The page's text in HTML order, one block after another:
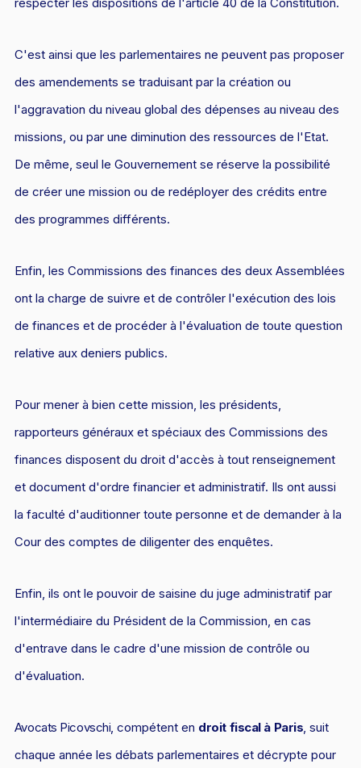
C'est ainsi que les parlementaires ne peuvent pas proposer
des amendements se traduisant par la création ou
l'aggravation du niveau global des dépenses au niveau des
missions, ou par une diminution des ressources de l'Etat.
De même, seul le Gouvernement se réserve la possibilité
de créer une mission ou de redéployer des crédits entre
des programmes différents.
Enfin, les Commissions des finances des deux Assemblées
ont la charge de suivre et de contrôler l'exécution des lois
de finances et de procéder à l'évaluation de toute question
relative aux deniers publics.
Pour mener à bien cette mission, les présidents,
rapporteurs généraux et spéciaux des Commissions des
finances disposent du droit d'accès à tout renseignement
et document d'ordre financier et administratif. Ils ont aussi
la faculté d'auditionner toute personne et de demander à la
Cour des comptes de diligenter des enquêtes.
Enfin, ils ont le pouvoir de saisine du juge administratif par
l'intermédiaire du Président de la Commission, en cas
d'entrave dans le cadre d'une mission de contrôle ou
d'évaluation.
Avocats Picovschi , compétent en droit fiscal à Paris , suit
chaque année les débats parlementaires et décrypte pour